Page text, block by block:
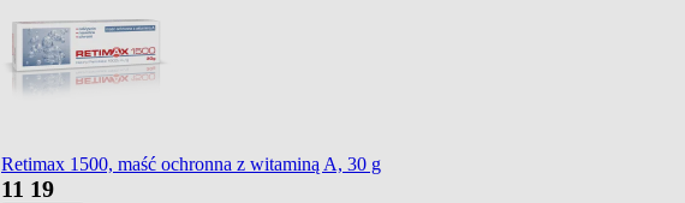
Retimax 1500, maść ochronna z witaminą A, 30 g
11 19